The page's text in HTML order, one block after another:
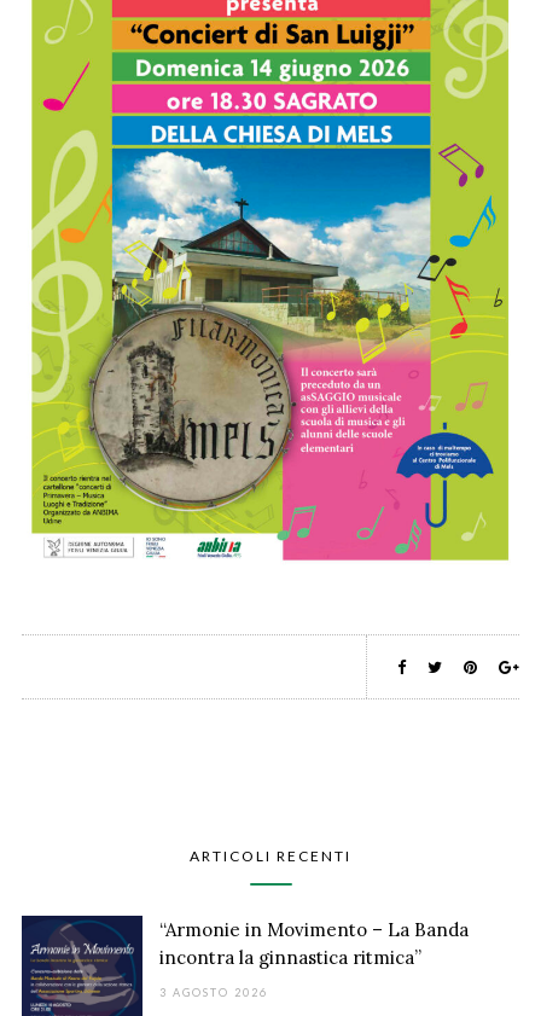
ARTICOLI RECENTI
“Armonie in Movimento – La Banda
incontra la ginnastica ritmica”
3 AGOSTO 2026